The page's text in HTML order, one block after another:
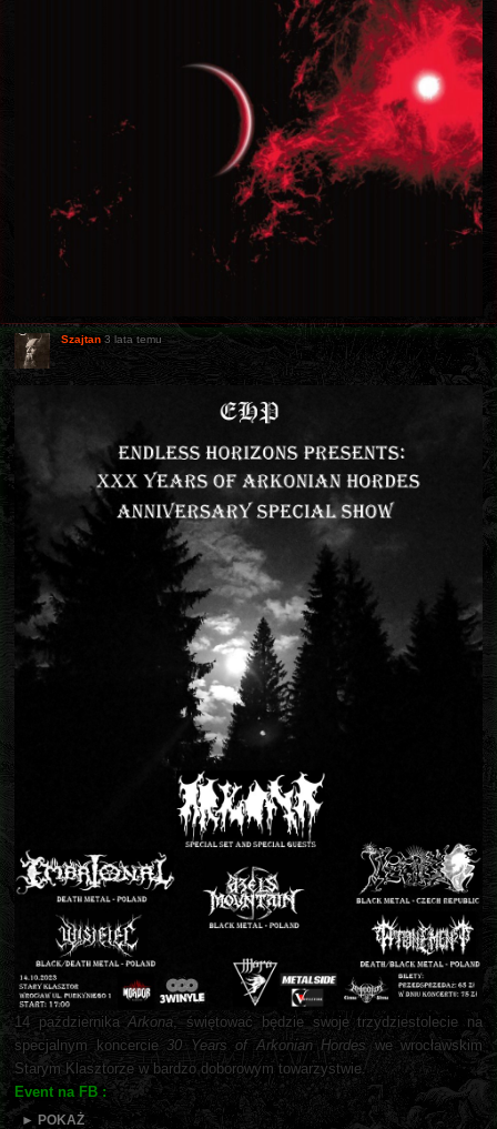
Szajtan 3 lata temu
14 październikaArkona , świętować będzie swoje trzydziestolecie na
specjalnym koncercie 30 Years of Arkonian Hordes we wrocławskim
Starym Klasztorze w bardzo doborowym towarzystwie.
Event na FB :
► POKAŻ